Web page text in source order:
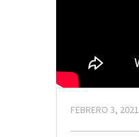
FEBRERO 3, 2021